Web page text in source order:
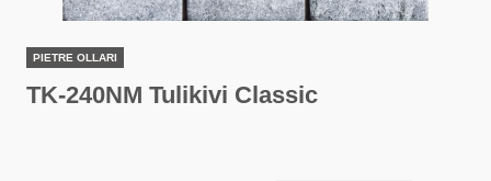
PIETRE OLLARI
TK-240NM Tulikivi Classic